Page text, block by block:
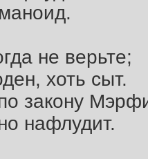
не верьте;
хоть сыт.
закону
нафлудит.